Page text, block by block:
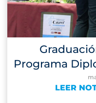
Programa
LEER